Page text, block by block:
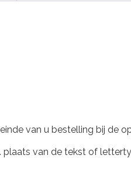
van u bestelling bij de
van de tekst of